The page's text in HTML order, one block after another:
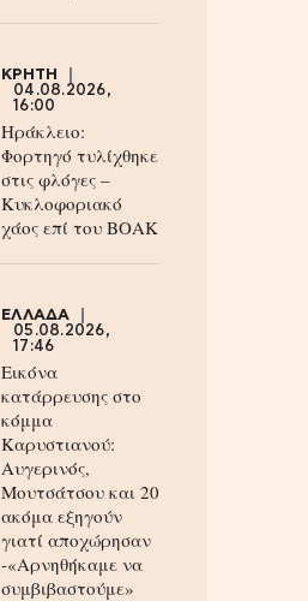
ΚΡΗΤΗ
04.08.2026,
16:00
Ηράκλειο:
Φορτηγό τυλίχθηκε
στις φλόγες –
Κυκλοφοριακό
χάος επί του ΒΟΑΚ
ΕΛΛΑΔΑ
05.08.2026,
17:46
Εικόνα
κατάρρευσης στο
κόμμα
Καρυστιανού:
Αυγερινός,
Μουτσάτσου και 20
ακόμα εξηγούν
γιατί αποχώρησαν
-«Αρνηθήκαμε να
συμβιβαστούμε»